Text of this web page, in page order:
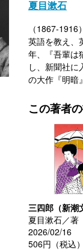
夏目漱石
（1867-
英語を教え、
年、『吾輩は
し、新聞社
の大作『明暗
この著者
三四郎（新潮
夏目漱石／著
2026/02/16
506円（税込）